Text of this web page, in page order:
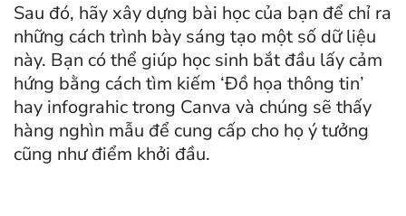
Sau đó, hãy xây dựng bài học của bạn để chỉ ra
những cách trình bày sáng tạo một số dữ liệu
này. Bạn có thể giúp học sinh bắt đầu lấy cảm
hứng bằng cách tìm kiếm ‘Đồ họa thông tin’
hay infograhic trong Canva và chúng sẽ thấy
hàng nghìn mẫu để cung cấp cho họ ý tưởng
cũng như điểm khởi đầu.